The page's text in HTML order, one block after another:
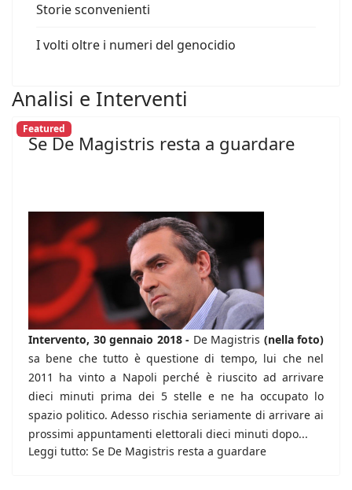
Storie sconvenienti
I volti oltre i numeri del genocidio
Analisi e Interventi
Featured
Se De Magistris resta a guardare
Intervento, 30 gennaio 2018 - De Magistris (nella foto)
sa bene che tutto è questione di tempo, lui che nel
2011 ha vinto a Napoli perché è riuscito ad arrivare
dieci minuti prima dei 5 stelle e ne ha occupato lo
spazio politico. Adesso rischia seriamente di arrivare ai
prossimi appuntamenti elettorali dieci minuti dopo...
Leggi tutto: Se De Magistris resta a guardare